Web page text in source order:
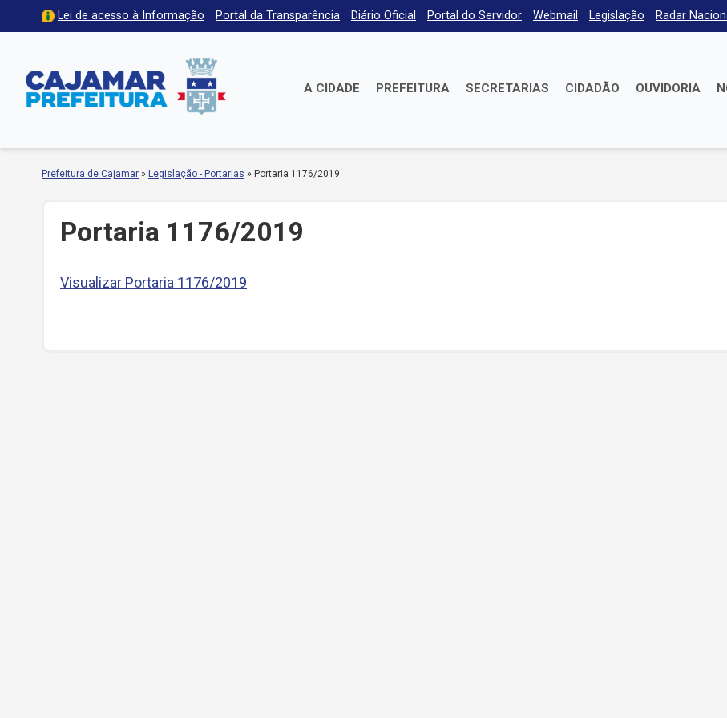
Lei de acesso à Informação Portal da Transparência Diário Oficial Portal do Servidor Webmail Legislação Radar
A CIDADE PREFEITURA SECRETARIAS CIDADÃO OUVIDORIA
Prefeitura de Cajamar » Legislação - Portarias » Portaria 1176/2019
Portaria 1176/2019
Visualizar Portaria 1176/2019